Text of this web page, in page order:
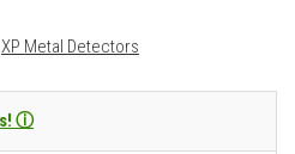
XP Metal Detectors
ⓘ